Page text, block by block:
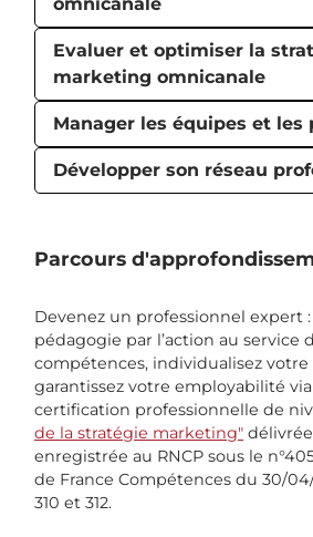
Evaluer et optimiser la
marketing omnicanale
Manager les équipes et les
Développer son réseau
Parcours
Devenez un professionnel expert
pédagogie par l’action au service
compétences, individualisez
garantissez votre employabilité
certification professionnelle de
de la stratégie marketing" délivrée
enregistrée au RNCP sous le
de France Compétences du 30/
310 et 312.